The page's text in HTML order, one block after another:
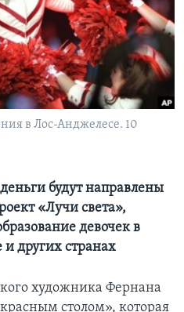
в Лос-Анджелесе. 10
будут направлены
«Лучи света»,
девочек в
других странах
художника Фернана
столом», которая